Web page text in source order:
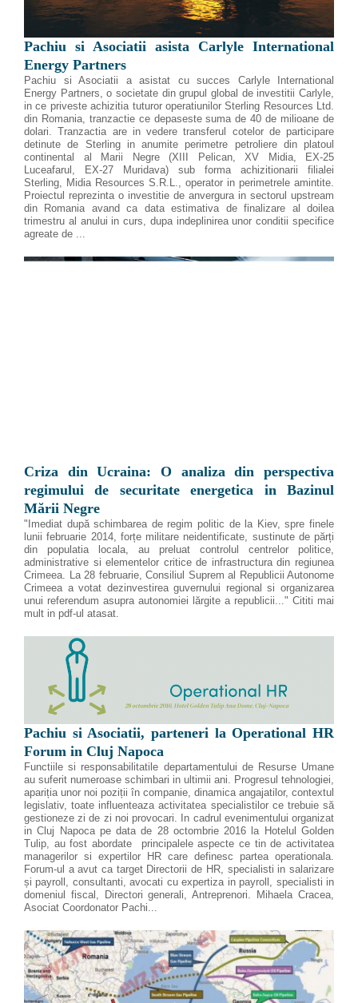
Pachiu si Asociatii asista Carlyle International
Energy Partners
Pachiu si Asociatii a asistat cu succes Carlyle International
Energy Partners, o societate din grupul global de investitii Carlyle,
in ce priveste achizitia tuturor operatiunilor Sterling Resources Ltd.
din Romania, tranzactie ce depaseste suma de 40 de milioane de
dolari. Tranzactia are in vedere transferul cotelor de participare
detinute de Sterling in anumite perimetre petroliere din platoul
continental al Marii Negre (XIII Pelican, XV Midia, EX-25
Luceafarul, EX-27 Muridava) sub forma achizitionarii filialei
Sterling, Midia Resources S.R.L., operator in perimetrele amintite.
Proiectul reprezinta o investitie de anvergura in sectorul upstream
din Romania avand ca data estimativa de finalizare al doilea
trimestru al anului in curs, dupa indeplinirea unor conditii specifice
agreate de ...
Criza din Ucraina: O analiza din perspectiva
regimului de securitate energetica in Bazinul
Mării Negre
"Imediat după schimbarea de regim politic de la Kiev, spre finele
lunii februarie 2014, forțe militare neidentificate, sustinute de părți
din populatia locala, au preluat controlul centrelor politice,
administrative si elementelor critice de infrastructura din regiunea
Crimeea. La 28 februarie, Consiliul Suprem al Republicii Autonome
Crimeea a votat dezinvestirea guvernului regional si organizarea
unui referendum asupra autonomiei lărgite a republicii..." Cititi mai
mult in pdf-ul atasat.
Pachiu si Asociatii, parteneri la Operational HR
Forum in Cluj Napoca
Functiile si responsabilitatile departamentului de Resurse Umane
au suferit numeroase schimbari in ultimii ani. Progresul tehnologiei,
apariția unor noi poziții în companie, dinamica angajatilor, contextul
legislativ, toate influenteaza activitatea specialistilor ce trebuie să
gestioneze zi de zi noi provocari. In cadrul evenimentului organizat
in Cluj Napoca pe data de 28 octombrie 2016 la Hotelul Golden
Tulip, au fost abordate principalele aspecte ce tin de activitatea
managerilor si expertilor HR care definesc partea operationala.
Forum-ul a avut ca target Directorii de HR, specialisti in salarizare
și payroll, consultanti, avocati cu expertiza in payroll, specialisti in
domeniul fiscal, Directori generali, Antreprenori. Mihaela Cracea,
Asociat Coordonator Pachi...